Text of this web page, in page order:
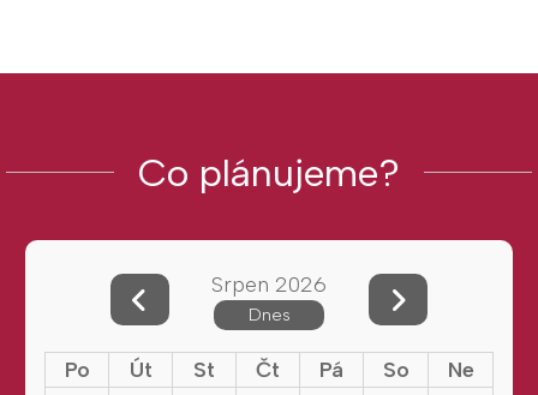
Co plánujeme?
Srpen 2026
Dnes
Po Út St Čt Pá So
Ne